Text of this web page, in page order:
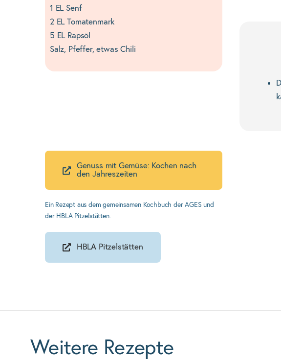
1 EL Senf
2 EL Tomatenmark
5 EL Rapsöl
Salz, Pfeffer, etwas Chili
Genuss mit Gemüse: Kochen nach
den Jahreszeiten
Ein Rezept aus dem gemeinsamen Kochbuch der AGES und
der HBLA Pitzelstätten.
HBLA Pitzelstätten
Weitere Rezepte